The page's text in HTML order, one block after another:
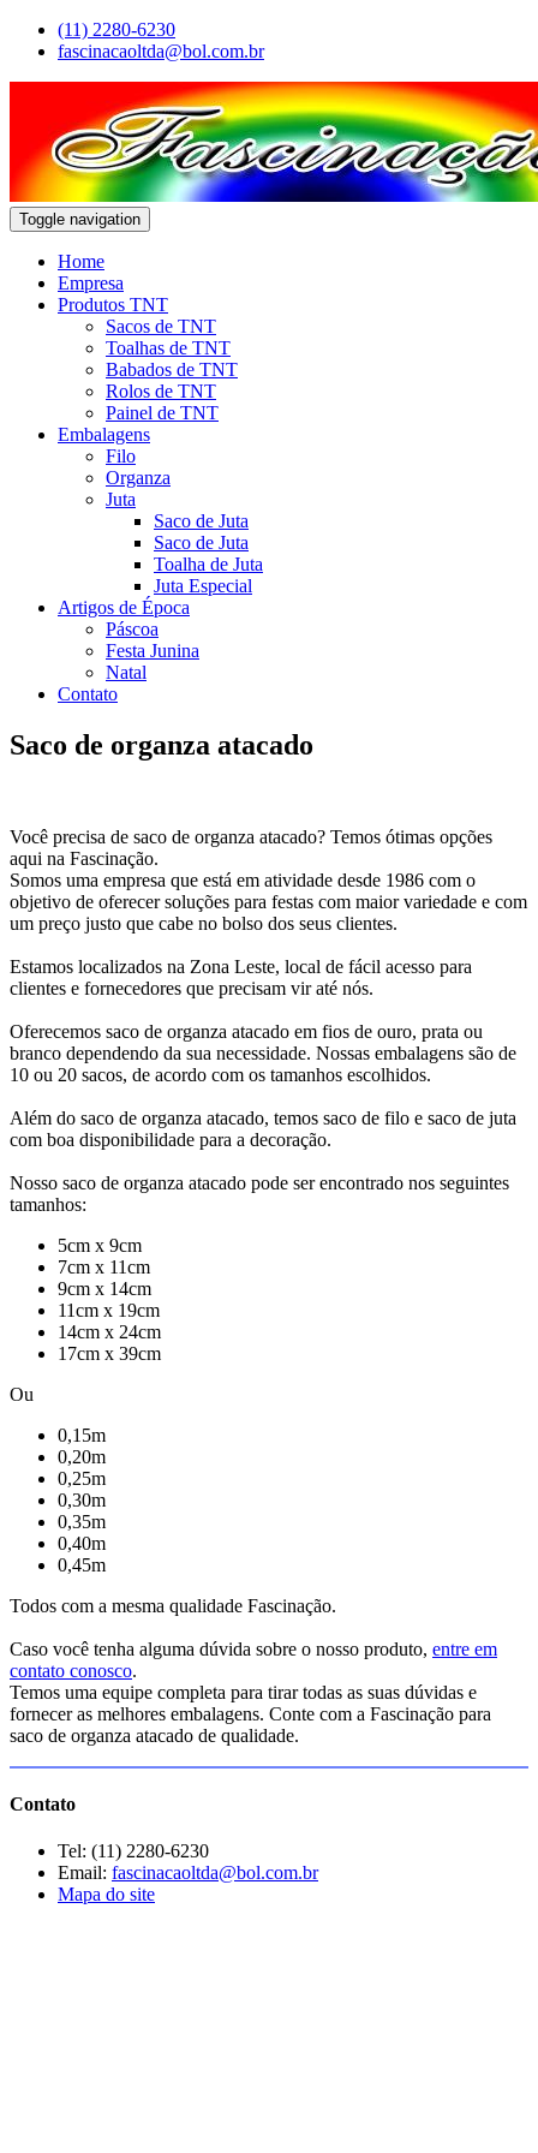
(11) 2280-6230
fascinacaoltda@bol.com.br
Toggle navigation
Home
Empresa
Produtos TNT
Sacos de TNT
Toalhas de TNT
Babados de TNT
Rolos de TNT
Painel de TNT
Embalagens
Filo
Organza
Juta
Saco de Juta
Saco de Juta
Toalha de Juta
Juta Especial
Artigos de Época
Páscoa
Festa Junina
Natal
Contato
Saco de organza atacado
Você precisa de saco de organza atacado? Temos ótimas opções
aqui na Fascinação.
Somos uma empresa que está em atividade desde 1986 com o
objetivo de oferecer soluções para festas com maior variedade e com
um preço justo que cabe no bolso dos seus clientes.
Estamos localizados na Zona Leste, local de fácil acesso para
clientes e fornecedores que precisam vir até nós.
Oferecemos saco de organza atacado em fios de ouro, prata ou
branco dependendo da sua necessidade. Nossas embalagens são de
10 ou 20 sacos, de acordo com os tamanhos escolhidos.
Além do saco de organza atacado, temos saco de filo e saco de juta
com boa disponibilidade para a decoração.
Nosso saco de organza atacado pode ser encontrado nos seguintes
tamanhos:
5cm x 9cm
7cm x 11cm
9cm x 14cm
11cm x 19cm
14cm x 24cm
17cm x 39cm
Ou
0,15m
0,20m
0,25m
0,30m
0,35m
0,40m
0,45m
Todos com a mesma qualidade Fascinação.
Caso você tenha alguma dúvida sobre o nosso produto, entre em
contato conosco.
Temos uma equipe completa para tirar todas as suas dúvidas e
fornecer as melhores embalagens. Conte com a Fascinação para
saco de organza atacado de qualidade.
Contato
Tel: (11) 2280-6230
Email: fascinacaoltda@bol.com.br
Mapa do site